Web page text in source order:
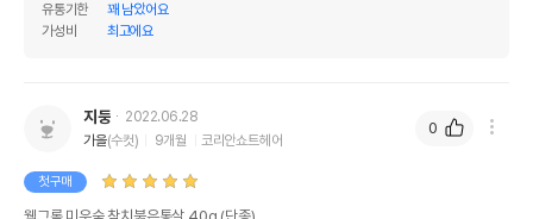
유통기한
꽤 남았어요
가성비
최고에요
지둥
2022.06.28
가을(수컷) 9개월 코리안쇼트헤어
첫구매
0